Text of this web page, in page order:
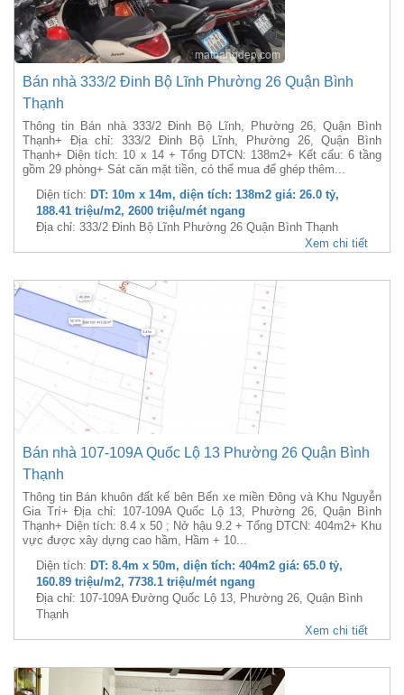
Bán nhà 333/2 Đinh Bộ Lĩnh Phường 26 Quận Bình
Thạnh
Thông tin Bán nhà 333/2 Đinh Bộ Lĩnh, Phường 26, Quận Bình
Thạnh + Địa chỉ: 333/2 Đinh Bộ Lĩnh, Phường 26, Quận Bình
Thạnh+ Diện tích: 10 x 14 + Tổng DTCN: 138m2+ Kết cấu: 6 tầng
gồm 29 phòng+ Sát căn mặt tiền, có thể mua để ghép thêm...
Diện tích: DT: 10m x 14m, diện tích: 138m2 giá: 26.0 tỷ,
188.41 triệu/m2, 2600 triệu/mét ngang
Địa chỉ: 333/2 Đinh Bộ Lĩnh Phường 26 Quận Bình Thạnh
Xem chi tiết
Bán nhà 107-109A Quốc Lộ 13 Phường 26 Quận Bình
Thạnh
Thông tin Bán khuôn đất kế bên Bến xe miền Đông và Khu Nguyễn
Gia Trí+ Địa chỉ: 107-109A Quốc Lộ 13, Phường 26, Quận Bình
Thạnh+ Diện tích: 8.4 x 50 ; Nở hậu 9.2 + Tổng DTCN: 404m2+ Khu
vực được xây dựng cao hầm, Hầm + 10...
Diện tích: DT: 8.4m x 50m, diện tích: 404m2 giá: 65.0 tỷ,
160.89 triệu/m2, 7738.1 triệu/mét ngang
Địa chỉ: 107-109A Đường Quốc Lộ 13, Phường 26, Quận Bình
Thạnh
Xem chi tiết